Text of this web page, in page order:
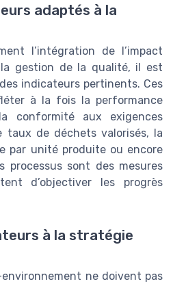
adaptés à la
l’intégration de l’impact
gestion de la qualité, il est
indicateurs pertinents. Ces
à la fois la performance
conformité aux exigences
taux de déchets valorisés, la
par unité produite ou encore
processus sont des mesures
d’objectiver les progrès
à la stratégie
ne doivent pas